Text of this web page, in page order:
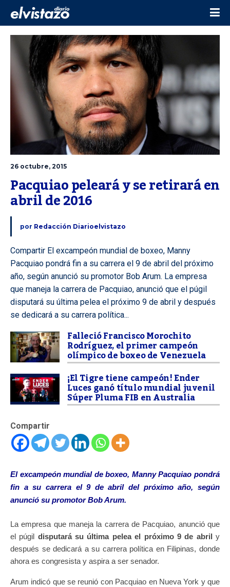
26 octubre, 2015
Pacquiao peleará y se retirará en
abril de 2016
por Redacción Diarioelvistazo
Compartir El excampeón mundial de boxeo, Manny
Pacquiao pondrá fin a su carrera el 9 de abril del próximo
año, según anunció su promotor Bob Arum. La empresa
que maneja la carrera de Pacquiao, anunció que el púgil
disputará su última pelea el próximo 9 de abril y después
se dedicará a su carrera política...
Falleció Francisco Morochito
Rodríguez, el primer campeón
olímpico de boxeo de Venezuela
¡El Tigre tiene campeón! Ender
Luces ganó título mundial juvenil
Súper Pluma FIB en Australia
Compartir
El excampeón mundial de boxeo, Manny Pacquiao pondrá
fin a su carrera el 9 de abril del próximo año, según
anunció su promotor Bob Arum.
La empresa que maneja la carrera de Pacquiao, anunció que
el púgil disputará su última pelea el próximo 9 de abril y
después se dedicará a su carrera política en Filipinas, donde
ahora es congresista y aspira a ser senador.
Arum indicó que se reunió con Pacquiao en Nueva York y que